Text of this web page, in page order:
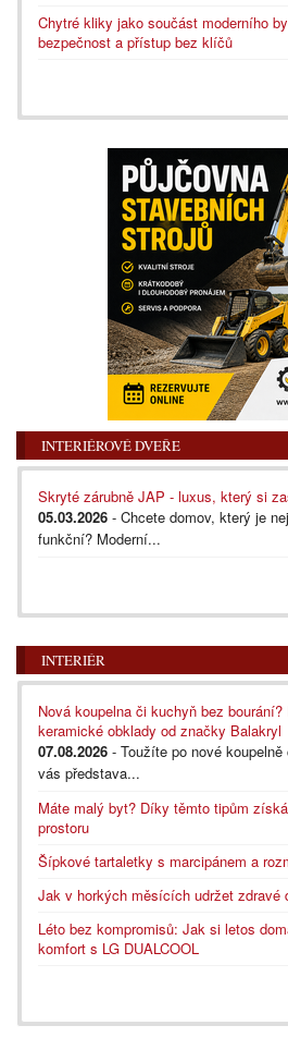
Chytré kliky jako součást moderního
bezpečnost a přístup bez klíčů
INTERIÉROVÉ DVEŘE
Skryté zárubně JAP - luxus, který si
05.03.2026 - Chcete domov, který je
funkční? Moderní...
INTERIÉR
Nová koupelna či kuchyň bez
keramické obklady od značky Balakryl
07.08.2026 - Toužíte po nové
vás představa...
Máte malý byt? Díky těmto tipům
prostoru
Šípkové tartaletky s marcipánem a
Jak v horkých měsících udržet zdravé
Léto bez kompromisů: Jak si letos
komfort s LG DUALCOOL